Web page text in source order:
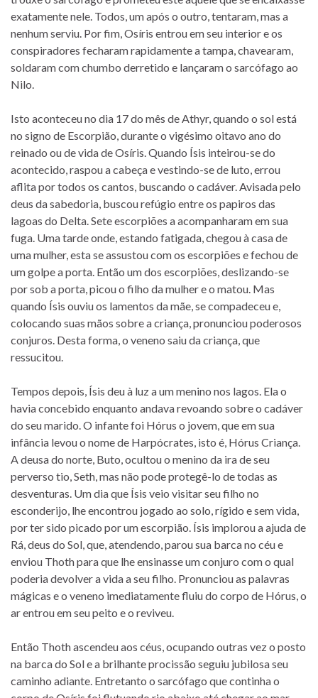
exatamente nele. Todos, um após o outro, tentaram, mas a
nenhum serviu. Por fim, Osíris entrou em seu interior e os
conspiradores fecharam rapidamente a tampa, chavearam,
soldaram com chumbo derretido e lançaram o sarcófago ao
Nilo.
Isto aconteceu no dia 17 do mês de Athyr, quando o sol está
no signo de Escorpião, durante o vigésimo oitavo ano do
reinado ou de vida de Osíris. Quando Ísis inteirou-se do
acontecido, raspou a cabeça e vestindo-se de luto, errou
aflita por todos os cantos, buscando o cadáver. Avisada pelo
deus da sabedoria, buscou refúgio entre os papiros das
lagoas do Delta. Sete escorpiões a acompanharam em sua
fuga. Uma tarde onde, estando fatigada, chegou à casa de
uma mulher, esta se assustou com os escorpiões e fechou de
um golpe a porta. Então um dos escorpiões, deslizando-se
por sob a porta, picou o filho da mulher e o matou. Mas
quando Ísis ouviu os lamentos da mãe, se compadeceu e,
colocando suas mãos sobre a criança, pronunciou poderosos
conjuros. Desta forma, o veneno saiu da criança, que
ressucitou.
Tempos depois, Ísis deu à luz a um menino nos lagos. Ela o
havia concebido enquanto andava revoando sobre o cadáver
do seu marido. O infante foi Hórus o jovem, que em sua
infância levou o nome de Harpócrates, isto é, Hórus Criança.
A deusa do norte, Buto, ocultou o menino da ira de seu
perverso tio, Seth, mas não pode protegê-lo de todas as
desventuras. Um dia que Ísis veio visitar seu filho no
esconderijo, lhe encontrou jogado ao solo, rígido e sem vida,
por ter sido picado por um escorpião. Ísis implorou a ajuda de
Rá, deus do Sol, que, atendendo, parou sua barca no céu e
enviou Thoth para que lhe ensinasse um conjuro com o qual
poderia devolver a vida a seu filho. Pronunciou as palavras
mágicas e o veneno imediatamente fluiu do corpo de Hórus, o
ar entrou em seu peito e o reviveu.
Então Thoth ascendeu aos céus, ocupando outras vez o posto
na barca do Sol e a brilhante procissão seguiu jubilosa seu
caminho adiante. Entretanto o sarcófago que continha o